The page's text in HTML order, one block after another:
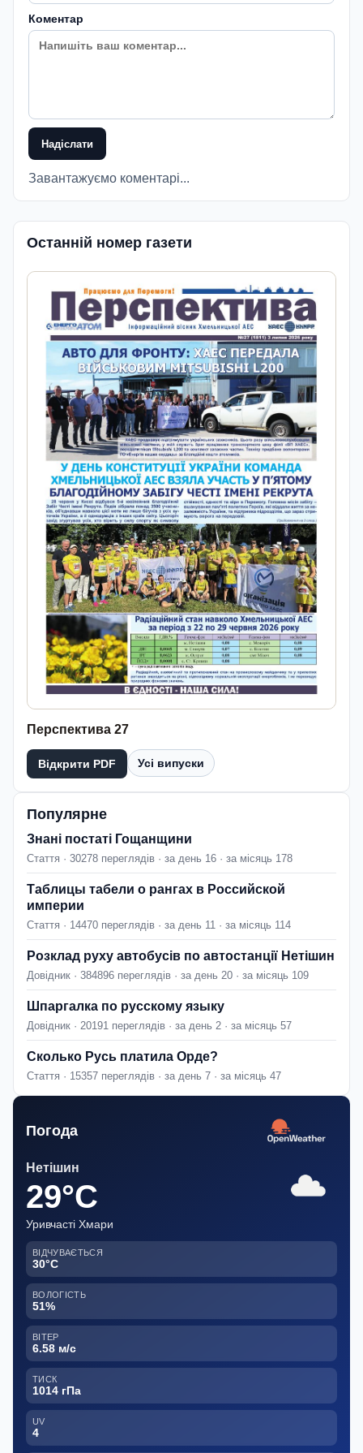
Коментар
Надіслати
Завантажуємо коментарі...
Останній номер газети
Перспектива 27
Відкрити PDF Усі випуски
Популярне
Знані постаті Гощанщини
Стаття · 30278 переглядів · за день 16 · за місяць 178
Таблицы табели о рангах в Российской
империи
Стаття · 14470 переглядів · за день 11 · за місяць 114
Розклад руху автобусів по автостанції Нетішин
Довідник · 384896 переглядів · за день 20 · за місяць 109
Шпаргалка по русскому языку
Довідник · 20191 переглядів · за день 2 · за місяць 57
Сколько Русь платила Орде?
Стаття · 15357 переглядів · за день 7 · за місяць 47
Погода
Нетішин
29°C
Уривчасті Хмари
ВІДЧУВАЄТЬСЯ
30°C
ВОЛОГІСТЬ
51%
ВІТЕР
6.58 м/с
ТИСК
1014 гПа
UV
4